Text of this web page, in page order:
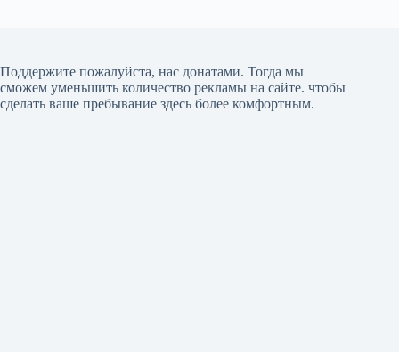
Поддержите пожалуйста, нас донатами. Тогда мы
сможем уменьшить количество рекламы на сайте. чтобы
сделать ваше пребывание здесь более комфортным.